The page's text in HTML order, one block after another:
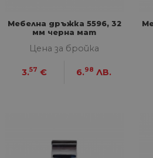
Мебелна дръжка 5596, 32
мм черна мат
Цена за бройка
3.57 € 6.98 ЛВ.